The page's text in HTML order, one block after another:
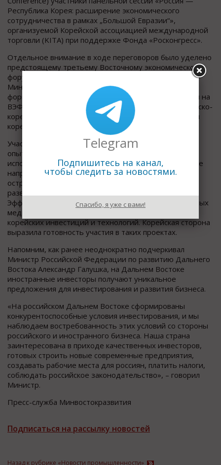
Республика Корея: расширение экономического
сотрудничества в рамках „Большой Евразии“»,
организуемой Корейской ассоциацией международной
торговли (KITA) при поддержке Фонда «Росконгресс».
Отдельное внимание в ходе переговоров было уделено
предстоящему третьему Восточному экономическому
форуму. Артур Ниязметов напомнил, что
Минвостокразвития России предложило расширить
формат участия бизнес-делегации Республики Корея на
ВЭФ-2017, дополнив ставший традиционным российско-
корейский бизнес-диалог встречей глав российской и
корейской делегаций на Форуме.
Участники встречи обсудили внедрение корейского
опыта в формировании умной городской среды,
использовании информационных технологий. Данные
направления перспективны для использования на
острове Русский в соответствии с концепцией его
развития, утвержденной Правительством России.
Эффективной может стать строительство современных
медицинских клиник на Дальнем Востоке с участием
корейских инвестиций и технологий. Корейская сторона
выразила готовность участия в таких проектах.
Напомним, как ранее неоднократно подчеркивал
Министр Российской Федерации по развитию Дальнего
Востока Александр Галушка, на Дальнем Востоке
иностранные инвесторы получают уникальное
предложения для инвестирования и развития бизнеса.
«На российском Дальнем Востоке сформированы
конкурентоспособные условия инвестирования, и мы
наблюдаем востребованность этих условий со стороны
российского и иностранного бизнеса. Наша страна
заинтересована в приходе качественных инвесторов,
готовых строить новые современные предприятия,
создавать рабочие места для россиян, платить налоги,
соблюдать российское законодательство», – говорил
Министр.
Пресс-служба Минвостокразвития
Подписаться на рассылку новостей
Назад к рубрике «Новости промышленности»
Telegram
Подпишитесь на канал,
чтобы следить за новостями.
Спасибо, я уже с вами!